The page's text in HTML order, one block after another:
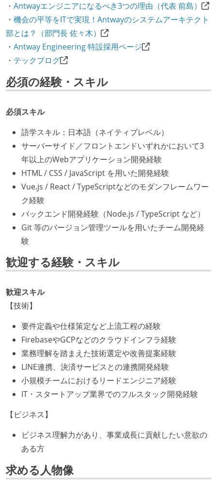
・ Antwayエンジニアになるべき3つの理由（代表 前島）
・ 機会の平等をITで実現！Antwayのシステムアーキテクト
部とは？（部門長 佐々木）
・ Antway Engineering 特設採用ページ
・ テックブログ
必須の経験・スキル
必須スキル
語学スキル：日本語（ネイティブレベル）
サーバーサイド／フロントエンドいずれかにおいて3
年以上のWebアプリケーション開発経験
HTML / CSS / JavaScript を用いた開発経験
Vue.js / React / TypeScriptなどのモダンフレームワー
ク経験
バックエンド開発経験（Node.js / TypeScript など）
Git 等のバージョン管理ツールを用いたチーム開発経
験
歓迎する経験・スキル
歓迎スキル
【技術】
要件定義や仕様策定など上流工程の経験
FirebaseやGCPなどのクラウドインフラ経験
業務理解を踏まえた技術選定や改善提案経験
LINE連携、決済サービスとの連携開発経験
小規模チームにおけるリードエンジニア経験
IT・スタートアップ業界でのフルスタック開発経験
【ビジネス】
ビジネス理解力があり、事業成長に貢献したい意欲の
ある方
求める人物像